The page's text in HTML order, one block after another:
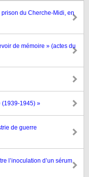
prison du Cherche-Midi, en
de mémoire » (actes du
(1939-1945) »
de guerre
l’inoculation d’un sérum